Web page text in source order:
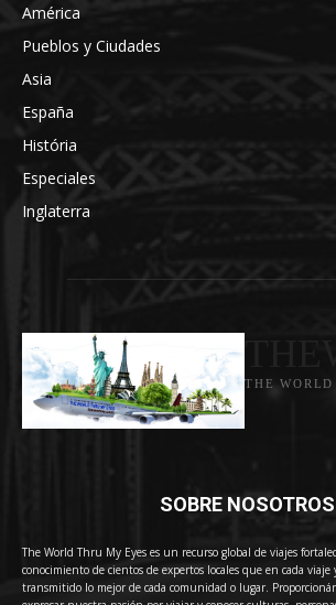
América
Pueblos y Ciudades
Asia
España
História
Especiales
Inglaterra
THE
SOBRE NOSOTROS
The World Thru My Eyes es un recurso global de viajes
conocimiento de cientos de expertos locales que en cada
transmitido lo mejor de cada comunidad o lugar.